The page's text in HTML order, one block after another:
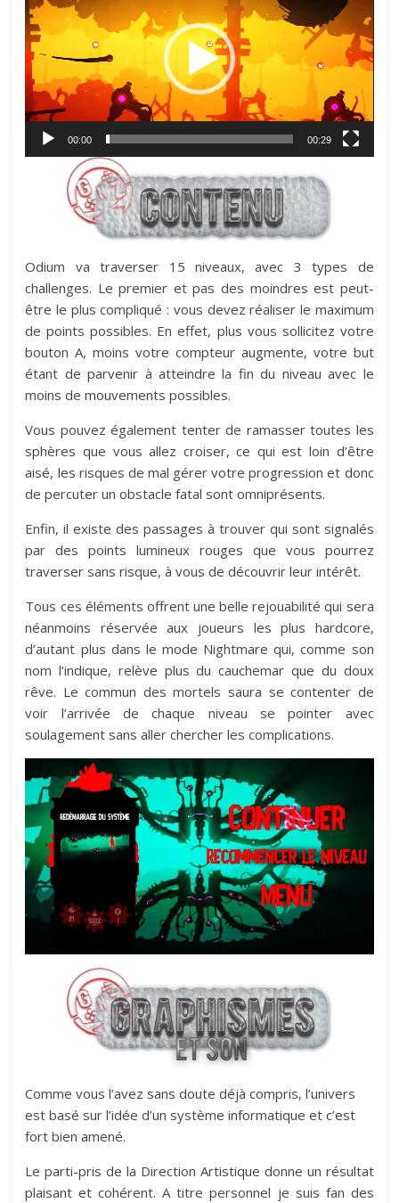
00:00 00:29
Odium va traverser 15 niveaux, avec 3 types de
challenges. Le premier et pas des moindres est peut-
être le plus compliqué : vous devez réaliser le maximum
de points possibles. En effet, plus vous sollicitez votre
bouton A, moins votre compteur augmente, votre but
étant de parvenir à atteindre la fin du niveau avec le
moins de mouvements possibles.
Vous pouvez également tenter de ramasser toutes les
sphères que vous allez croiser, ce qui est loin d’être
aisé, les risques de mal gérer votre progression et donc
de percuter un obstacle fatal sont omniprésents.
Enfin, il existe des passages à trouver qui sont signalés
par des points lumineux rouges que vous pourrez
traverser sans risque, à vous de découvrir leur intérêt.
Tous ces éléments offrent une belle rejouabilité qui sera
néanmoins réservée aux joueurs les plus hardcore,
d’autant plus dans le mode Nightmare qui, comme son
nom l’indique, relève plus du cauchemar que du doux
rêve. Le commun des mortels saura se contenter de
voir l’arrivée de chaque niveau se pointer avec
soulagement sans aller chercher les complications.
Comme vous l’avez sans doute déjà compris, l’univers
est basé sur l’idée d’un système informatique et c’est
fort bien amené.
Le parti-pris de la Direction Artistique donne un résultat
plaisant et cohérent. A titre personnel je suis fan des